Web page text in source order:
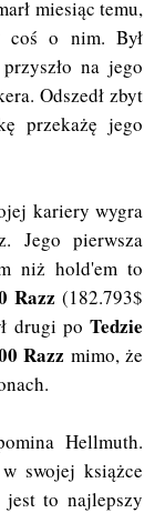
miesiąc temu,
coś o nim. Był
na jego
Odszedł zbyt
przekażę jego
kariery wygra
Jego pierwsza
niż hold'em to
Razz (182.793$
drugi po Tedzie
Razz mimo, że
Hellmuth.
swojej książce
to najlepszy